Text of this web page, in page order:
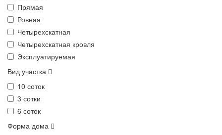
Прямая
Ровная
Четырехскатная
Четырехскатная кровля
Эксплуатируемая
Вид участка
10 соток
3 сотки
6 соток
Форма дома